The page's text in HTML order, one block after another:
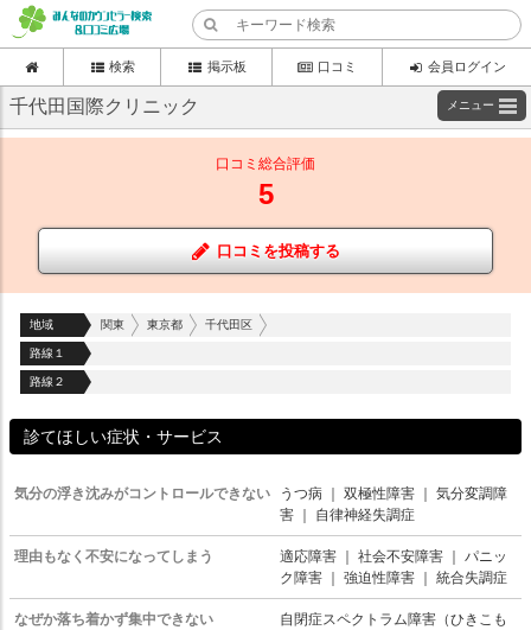
検索 掲示板 口コミ 会員ログイン
千代田国際クリニック メニュー
口コミ総合評価
5
口コミを投稿する
地域 関東 東京都 千代田区
路線１
路線２
診てほしい症状・サービス
気分の浮き沈みがコントロールできない うつ病 双極性障害
気分変調障
害
自律神経失調症
理由もなく不安になってしまう 適応障害 社会不安障害
パニッ
ク障害
強迫性障害 統合失調症
なぜか落ち着かず集中できない
自閉症スペクトラム障害（ひきこも